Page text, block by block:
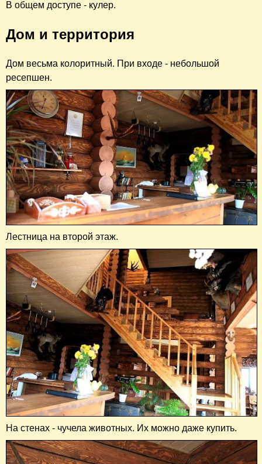
В общем доступе - кулер.
Дом и территория
Дом весьма колоритный. При входе - небольшой
ресепшен.
Лестница на второй этаж.
На стенах - чучела животных. Их можно даже купить.